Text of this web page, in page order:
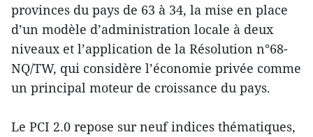
provinces du pays de 63 à 34, la mise en place
d’un modèle d’administration locale à deux
niveaux et l’application de la Résolution n°68-
NQ/TW, qui considère l’économie privée comme
un principal moteur de croissance du pays.
Le PCI 2.0 repose sur neuf indices thématiques,